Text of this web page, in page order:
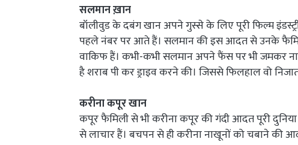
सलमान ख़ान
बॉलीवुड के दबंग खान अपने गुस्से के लिए पूरी फिल्म
पहले नंबर पर आते हैं। सलमान की इस आदत से उनके
वाकिफ हैं। कभी-कभी सलमान अपने फैंस पर भी जमकर
है शराब पी कर ड्राइव करने की। जिससे फिलहाल वो
करीना कपूर खान
कपूर फैमिली से भी करीना कपूर की गंदी आदत पूरी
से लाचार हैं। बचपन से ही करीना नाखूनों को चबाने की